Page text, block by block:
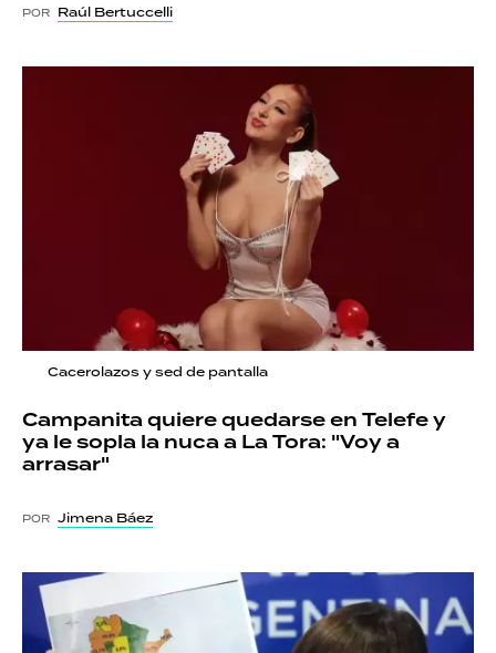
POR Raúl Bertuccelli
Cacerolazos y sed de pantalla
Campanita quiere quedarse en Telefe y
ya le sopla la nuca a La Tora: "Voy a
arrasar"
POR Jimena Báez